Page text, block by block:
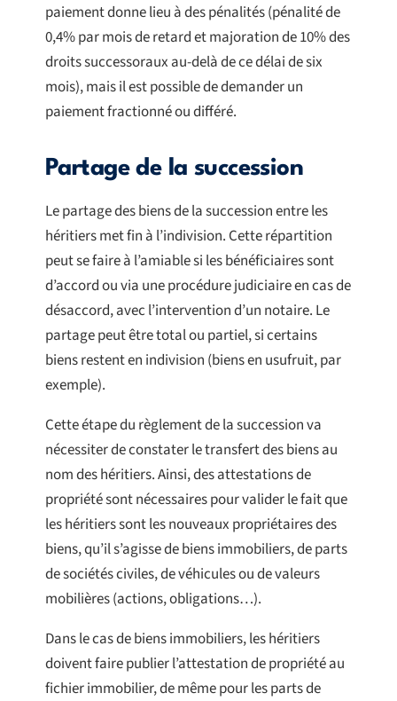
paiement donne lieu à des pénalités (pénalité de
0,4% par mois de retard et majoration de 10% des
droits successoraux au-delà de ce délai de six
mois), mais il est possible de demander un
paiement fractionné ou différé.
Partage de la succession
Le partage des biens de la succession entre les
héritiers met fin à l’indivision. Cette répartition
peut se faire à l’amiable si les bénéficiaires sont
d’accord ou via une procédure judiciaire en cas de
désaccord, avec l’intervention d’un notaire. Le
partage peut être total ou partiel, si certains
biens restent en indivision (biens en usufruit, par
exemple).
Cette étape du règlement de la succession va
nécessiter de constater le transfert des biens au
nom des héritiers. Ainsi, des attestations de
propriété sont nécessaires pour valider le fait que
les héritiers sont les nouveaux propriétaires des
biens, qu’il s’agisse de biens immobiliers, de parts
de sociétés civiles, de véhicules ou de valeurs
mobilières (actions, obligations…).
Dans le cas de biens immobiliers, les héritiers
doivent faire publier l’attestation de propriété au
fichier immobilier, de même pour les parts de